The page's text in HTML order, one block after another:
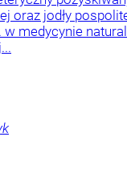
oraz jodły
medycynie